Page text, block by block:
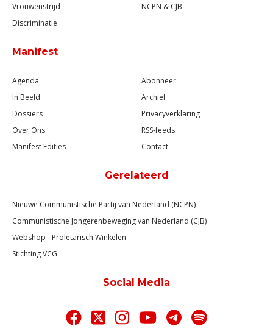
Vrouwenstrijd
Discriminatie
NCPN & CJB
Manifest
Agenda
In Beeld
Dossiers
Over Ons
Manifest Edities
Abonneer
Archief
Privacyverklaring
RSS-feeds
Contact
Gerelateerd
Nieuwe Communistische Partij van Nederland (NCPN)
Communistische Jongerenbeweging van Nederland (CJB)
Webshop - Proletarisch Winkelen
Stichting VCG
Social Media